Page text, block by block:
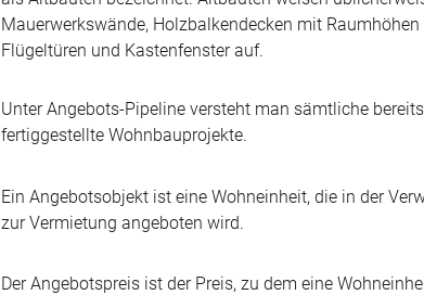
Mauerwerkswände, Holzbalkendecken mit
Flügeltüren und Kastenfenster auf.
Unter Angebots-Pipeline versteht man sämtliche
fertiggestellte Wohnbauprojekte.
Ein Angebotsobjekt ist eine Wohneinheit, die in der
zur Vermietung angeboten wird.
Der Angebotspreis ist der Preis, zu dem eine